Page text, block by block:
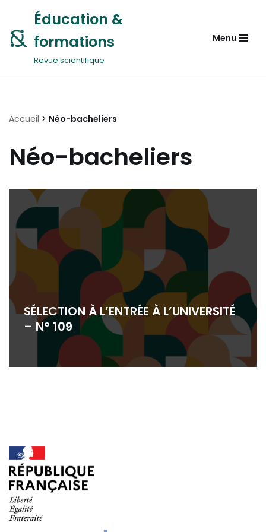
Aller
au
contenu
Éducation &
formations
Revue scientifique
Menu
Accueil > Néo-bacheliers
Néo-bacheliers
SÉLECTION À L’ENTRÉE À L’UNIVERSITÉ
– N° 109